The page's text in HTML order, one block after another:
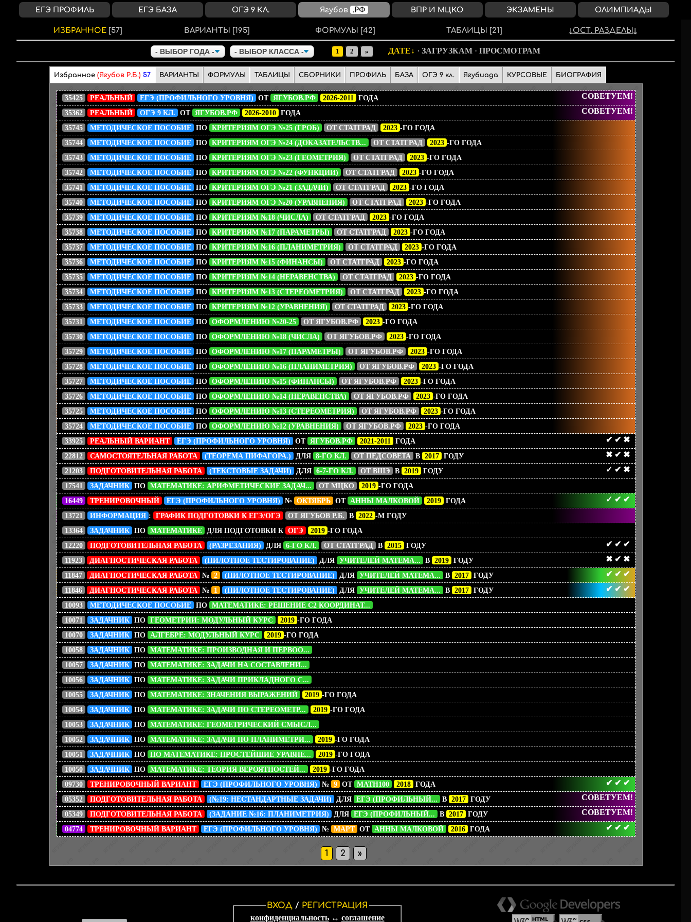
ИЗБРАННОЕ [57] ВАРИАНТЫ [195] ФОРМУЛЫ [42] ТАБЛИЦЫ [21] ОСТ. РАЗДЕЛЫ
1 2 » ДАТЕ ·ЗАГРУЗКАМ ·ПРОСМОТРАМ
Избранное (Ягубов Р.Б.) 57 ВАРИАНТЫ ФОРМУЛЫ ТАБЛИЦЫ СБОРНИКИ ПРОФИЛЬ БАЗА ОГЭ 9 кл. Ягубиада КУРСОВЫЕ БИОГРАФИЯ
СОВЕТУЕМ!
35425 РЕАЛЬНЫЙ ЕГЭ (ПРОФИЛЬНОГО УРОВНЯ) ОТ ЯГУБОВ.РФ 2026-2011 ГОДА
СОВЕТУЕМ!
35362 РЕАЛЬНЫЙ ОГЭ 9 КЛ. ОТ ЯГУБОВ.РФ 2026-2010 ГОДА
35745
МЕТОДИЧЕСКОЕ ПОСОБИЕ ПО КРИТЕРИЯМ ОГЭ №25 (ГРОБ) ОТ СТАТГРАД 2023 -ГО ГОДА
35744
МЕТОДИЧЕСКОЕ ПОСОБИЕ ПО КРИТЕРИЯМ ОГЭ №24 (ДОКАЗАТЕЛЬСТВ... ОТ СТАТГРАД 2023 -ГО ГОДА
35743
МЕТОДИЧЕСКОЕ ПОСОБИЕ ПО КРИТЕРИЯМ ОГЭ №23 (ГЕОМЕТРИЯ) ОТ СТАТГРАД 2023 -ГО ГОДА
35742
МЕТОДИЧЕСКОЕ ПОСОБИЕ ПО КРИТЕРИЯМ ОГЭ №22 (ФУНКЦИИ) ОТ СТАТГРАД 2023 -ГО ГОДА
35741
МЕТОДИЧЕСКОЕ ПОСОБИЕ ПО КРИТЕРИЯМ ОГЭ №21 (ЗАДАЧИ) ОТ СТАТГРАД 2023 -ГО ГОДА
35740
МЕТОДИЧЕСКОЕ ПОСОБИЕ ПО КРИТЕРИЯМ ОГЭ №20 (УРАВНЕНИЯ) ОТ СТАТГРАД 2023 -ГО ГОДА
35739
МЕТОДИЧЕСКОЕ ПОСОБИЕ ПО КРИТЕРИЯМ №18 (ЧИСЛА) ОТ СТАТГРАД 2023 -ГО ГОДА
35738
МЕТОДИЧЕСКОЕ ПОСОБИЕ ПО КРИТЕРИЯМ №17 (ПАРАМЕТРЫ) ОТ СТАТГРАД 2023 -ГО ГОДА
35737
МЕТОДИЧЕСКОЕ ПОСОБИЕ ПО КРИТЕРИЯМ №16 (ПЛАНИМЕТРИЯ) ОТ СТАТГРАД 2023 -ГО ГОДА
35736
МЕТОДИЧЕСКОЕ ПОСОБИЕ ПО КРИТЕРИЯМ №15 (ФИНАНСЫ) ОТ СТАТГРАД 2023 -ГО ГОДА
35735
МЕТОДИЧЕСКОЕ ПОСОБИЕ ПО КРИТЕРИЯМ №14 (НЕРАВЕНСТВА) ОТ СТАТГРАД 2023 -ГО ГОДА
35734
МЕТОДИЧЕСКОЕ ПОСОБИЕ ПО КРИТЕРИЯМ №13 (СТЕРЕОМЕТРИЯ) ОТ СТАТГРАД 2023 -ГО ГОДА
35733
МЕТОДИЧЕСКОЕ ПОСОБИЕ ПО КРИТЕРИЯМ №12 (УРАВНЕНИЯ) ОТ СТАТГРАД 2023 -ГО ГОДА
35731
МЕТОДИЧЕСКОЕ ПОСОБИЕ ПО ОФОРМЛЕНИЮ №20-25 ОТ ЯГУБОВ.РФ 2023 -ГО ГОДА
35730
МЕТОДИЧЕСКОЕ ПОСОБИЕ ПО ОФОРМЛЕНИЮ №18 (ЧИСЛА) ОТ ЯГУБОВ.РФ 2023 -ГО ГОДА
35729
МЕТОДИЧЕСКОЕ ПОСОБИЕ ПО ОФОРМЛЕНИЮ №17 (ПАРАМЕТРЫ) ОТ ЯГУБОВ.РФ 2023 -ГО ГОДА
35728
МЕТОДИЧЕСКОЕ ПОСОБИЕ ПО ОФОРМЛЕНИЮ №16 (ПЛАНИМЕТРИЯ) ОТ ЯГУБОВ.РФ 2023 -ГО ГОДА
35727
МЕТОДИЧЕСКОЕ ПОСОБИЕ ПО ОФОРМЛЕНИЮ №15 (ФИНАНСЫ) ОТ ЯГУБОВ.РФ 2023 -ГО ГОДА
35726
МЕТОДИЧЕСКОЕ ПОСОБИЕ ПО ОФОРМЛЕНИЮ №14 (НЕРАВЕНСТВА) ОТ ЯГУБОВ.РФ 2023 -ГО ГОДА
35725
МЕТОДИЧЕСКОЕ ПОСОБИЕ ПО ОФОРМЛЕНИЮ №13 (СТЕРЕОМЕТРИЯ) ОТ ЯГУБОВ.РФ 2023 -ГО ГОДА
35724
МЕТОДИЧЕСКОЕ ПОСОБИЕ ПО ОФОРМЛЕНИЮ №12 (УРАВНЕНИЯ) ОТ ЯГУБОВ.РФ 2023 -ГО ГОДА
✔ ✔ ✖
33925 РЕАЛЬНЫЙ ВАРИАНТ ЕГЭ (ПРОФИЛЬНОГО УРОВНЯ) ОТ ЯГУБОВ.РФ 2021-2011 ГОДА
✖ ✔ ✖
22812 САМОСТОЯТЕЛЬНАЯ РАБОТА (ТЕОРЕМА ПИФАГОРА.) ДЛЯ 8-ГО КЛ. ОТ ПЕДСОВЕТА В 2017 ГОДУ
✓ ✔ ✖
21203 ПОДГОТОВИТЕЛЬНАЯ РАБОТА (ТЕКСТОВЫЕ ЗАДАЧИ) ДЛЯ 6-7-ГО КЛ. ОТ ВШЭ В 2019 ГОДУ
17541
ЗАДАЧНИК ПО МАТЕМАТИКЕ: АРИФМЕТИЧЕСКИЕ ЗАДАЧ... ОТ МЦКО 2019 -ГО ГОДА
✓ ✔ ✔
16449 ТРЕНИРОВОЧНЫЙ ЕГЭ (ПРОФИЛЬНОГО УРОВНЯ) № ОКТЯБРЬ ОТ АННЫ МАЛКОВОЙ 2019 ГОДА
13721
ИНФОРМАЦИЯ : ГРАФИК ПОДГОТОВКИ К ЕГЭ/ОГЭ ОТ ЯГУБОВ Р.Б. В 2022 -М ГОДУ
13364
ЗАДАЧНИК ПО МАТЕМАТИКЕ ДЛЯ ПОДГОТОВКИ К ОГЭ 2019 -ГО ГОДА
✔ ✔ ✔
12220 ПОДГОТОВИТЕЛЬНАЯ РАБОТА (РАЗРЕЗАНИЯ) ДЛЯ 6-ГО КЛ. ОТ СТАТГРАД В 2015 ГОДУ
✖ ✔ ✖
11923 ДИАГНОСТИЧЕСКАЯ РАБОТА (ПИЛОТНОЕ ТЕСТИРОВАНИЕ) ДЛЯ УЧИТЕЛЕЙ МАТЕМА... В 2019 ГОДУ
✔ ✔ ✔
11847 ДИАГНОСТИЧЕСКАЯ РАБОТА № 2 (ПИЛОТНОЕ ТЕСТИРОВАНИЕ) ДЛЯ УЧИТЕЛЕЙ МАТЕМА... В 2017 ГОДУ
✔ ✔ ✔
11846 ДИАГНОСТИЧЕСКАЯ РАБОТА № 1 (ПИЛОТНОЕ ТЕСТИРОВАНИЕ) ДЛЯ УЧИТЕЛЕЙ МАТЕМА... В 2017 ГОДУ
10093
МЕТОДИЧЕСКОЕ ПОСОБИЕ ПО МАТЕМАТИКЕ: РЕШЕНИЕ C2 КООРДИНАТ...
10071
ЗАДАЧНИК ПО ГЕОМЕТРИИ: МОДУЛЬНЫЙ КУРС 2019 -ГО ГОДА
10070
ЗАДАЧНИК ПО АЛГЕБРЕ: МОДУЛЬНЫЙ КУРС 2019 -ГО ГОДА
10058
ЗАДАЧНИК ПО МАТЕМАТИКЕ: ПРОИЗВОДНАЯ И ПЕРВОО...
10057
ЗАДАЧНИК ПО МАТЕМАТИКЕ: ЗАДАЧИ НА СОСТАВЛЕНИ...
10056
ЗАДАЧНИК ПО МАТЕМАТИКЕ: ЗАДАЧИ ПРИКЛАДНОГО С...
10055
ЗАДАЧНИК ПО МАТЕМАТИКЕ: ЗНАЧЕНИЯ ВЫРАЖЕНИЙ 2019 -ГО ГОДА
10054
ЗАДАЧНИК ПО МАТЕМАТИКЕ: ЗАДАЧИ ПО СТЕРЕОМЕТР... 2019 -ГО ГОДА
10053
ЗАДАЧНИК ПО МАТЕМАТИКЕ: ГЕОМЕТРИЧЕСКИЙ СМЫСЛ...
10052
ЗАДАЧНИК ПО МАТЕМАТИКЕ: ЗАДАЧИ ПО ПЛАНИМЕТРИ... 2019 -ГО ГОДА
10051
ЗАДАЧНИК ПО ПО МАТЕМАТИКЕ: ПРОСТЕЙШИЕ УРАВНЕ... 2019 -ГО ГОДА
10050
ЗАДАЧНИК ПО МАТЕМАТИКЕ: ТЕОРИЯ ВЕРОЯТНОСТЕЙ... 2019 -ГО ГОДА
✔ ✔ ✔
09730 ТРЕНИРОВОЧНЫЙ ВАРИАНТ ЕГЭ (ПРОФИЛЬНОГО УРОВНЯ) № 9 ОТ MATH100 2018 ГОДА
СОВЕТУЕМ!
05352 ПОДГОТОВИТЕЛЬНАЯ РАБОТА (№19: НЕСТАНДАРТНЫЕ ЗАДАЧИ) ДЛЯ ЕГЭ (ПРОФИЛЬНЫЙ... В 2017 ГОДУ
СОВЕТУЕМ!
05349 ПОДГОТОВИТЕЛЬНАЯ РАБОТА (ЗАДАНИЕ №16: ПЛАНИМЕТРИЯ) ДЛЯ ЕГЭ (ПРОФИЛЬНЫЙ... В 2017 ГОДУ
✔ ✔ ✔
04774 ТРЕНИРОВОЧНЫЙ ВАРИАНТ ЕГЭ (ПРОФИЛЬНОГО УРОВНЯ) № МАРТ ОТ АННЫ МАЛКОВОЙ 2016 ГОДА
1 2 »
ЕГЭ ПРОФИЛЬ ЕГЭ БАЗА ОГЭ 9 КЛ. Ягубов .РФ ВПР И МЦКО ЭКЗАМЕНЫ ОЛИМПИАДЫ
ВХОД / РЕГИСТРАЦИЯ
конфиденциальность↔ соглашение